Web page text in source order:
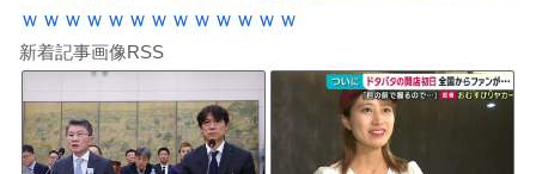
ｗｗｗｗｗｗｗｗｗｗｗｗｗ
新着記事画像RSS